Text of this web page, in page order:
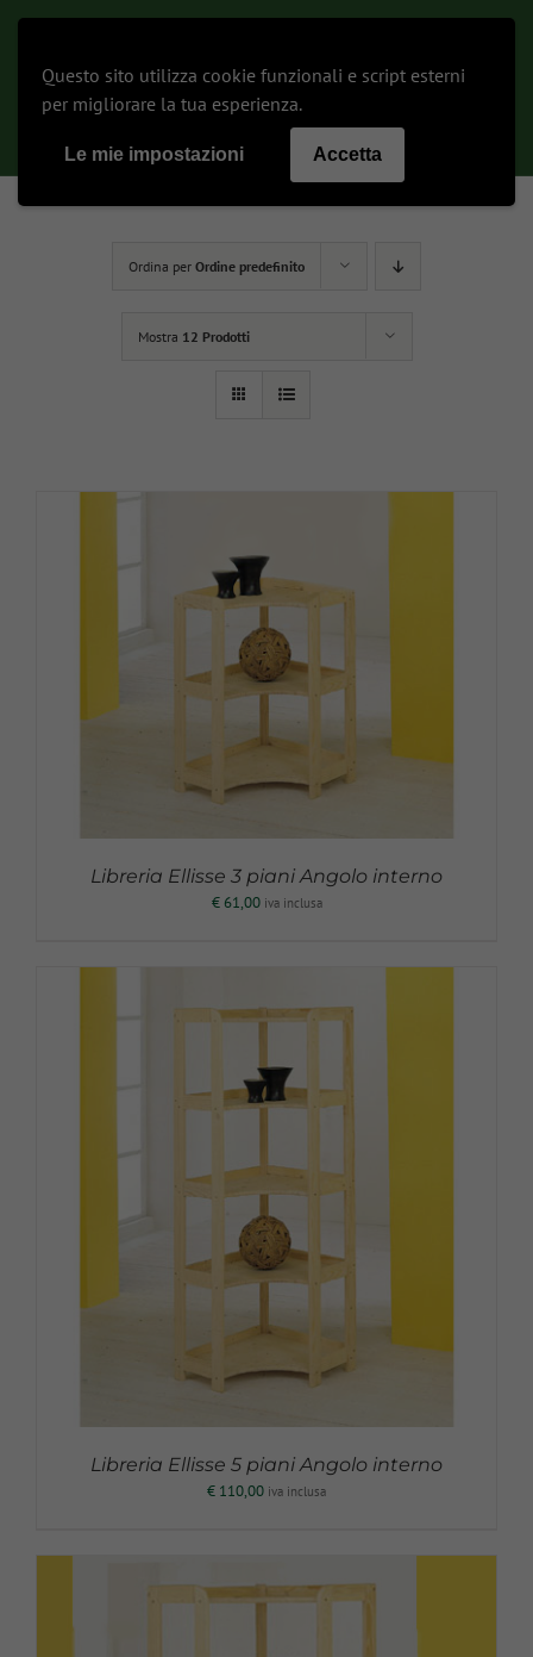
Questo sito utilizza cookie funzionali e script esterni
per migliorare la tua esperienza.
Le mie impostazioni Accetta
Arredo Esterno
Biblioteca e Scaffali
Contenitori e Cassetti
Cucina
Ordina per Ordine predefinito
Mostra 12 Prodotti
Libreria Ellisse 3 piani Angolo interno
€61,00 iva inclusa
Libreria Ellisse 5 piani Angolo interno
€ 110,00 iva inclusa